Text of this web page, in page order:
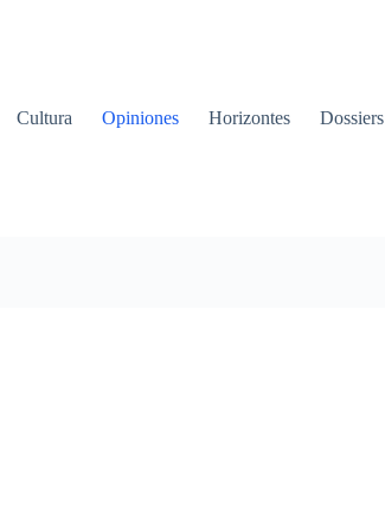
Cultura Opiniones Horizontes Dossiers